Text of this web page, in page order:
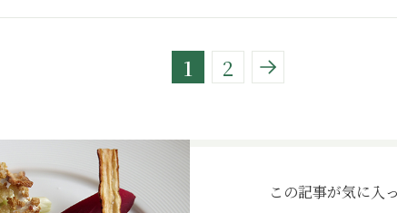
1 2
この記事が気に入